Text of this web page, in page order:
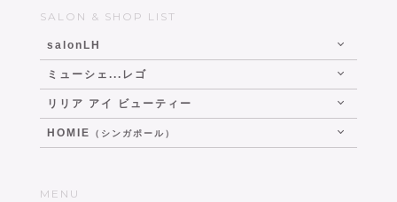
SALON & SHOP LIST
salonLH
ミューシェ...レゴ
リリア アイ ビューティー
HOMIE （シンガポール）
MENU